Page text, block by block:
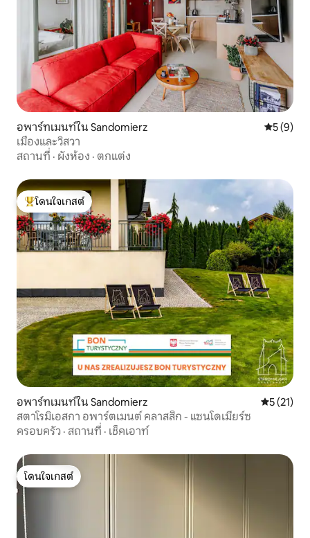
อพาร์ทเมนท์ใน Sandomierz คะแนนเฉ
5 (9)
เมืองและวิสวา
สถานที่ · ผังห้อง · ตกแต่ง
โดนใจเกสต์ที่สุด
โดนใจเกสต์
อพาร์ทเมนท์ใน Sandomierz คะแนนเฉลี่
5 (21)
สตาโรมิเอสกา อพาร์ตเมนต์ คลาสสิก - แซนโดเมียร์ซ
ครอบครัว · สถานที่ · เช็คเอาท์
โดนใจเกสต์
โดนใจเกสต์